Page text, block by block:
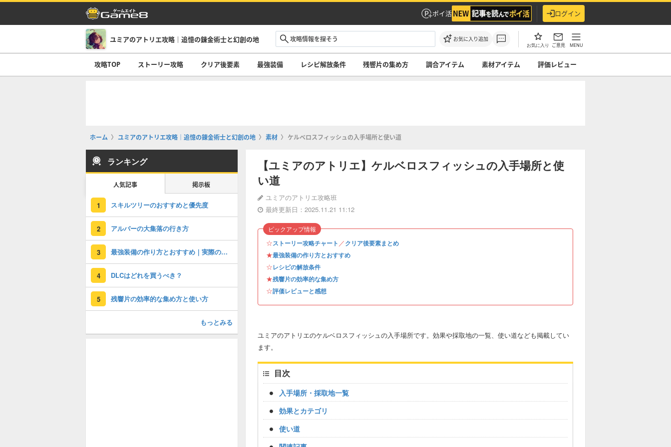
ポイ活 ログイン
ユミアのアトリエ攻略｜追憶の錬金術士と幻創の地 お気に入り追加
お気に入り ご意見 MENU
攻略TOP ストーリー攻略 クリア後要素 最強装備 レシピ解放条件 残響片の集め方 調合アイテム 素材アイテム 評価レビュー
ホーム ユミアのアトリエ攻略｜追憶の錬金術士と幻創の地 素材 ケルベロスフィッシュの入手場所と使い道
【ユミアのアトリエ】ケルベロスフィッシュの入手場所と使
い道
ユミアのアトリエ攻略班
最終更新日：2025.11.21 11:12
☆ストーリー攻略チャート ／クリア後要素まとめ
★最強装備の作り方とおすすめ
☆レシピの解放条件
★残響片の効率的な集め方
☆評価レビューと感想
ピックアップ情報
ユミアのアトリエのケルベロスフィッシュの入手場所です。効果や採取地の一覧、使い道なども掲載してい
ます。
目次
入手場所・採取地一覧
効果とカテゴリ
使い道
ランキング
人気記事 掲示板
1 スキルツリーのおすすめと優先度
2 アルバーの大集落の行き方
3 最強装備の作り方とおすすめ｜実際の作成手順も紹介
4 DLCはどれを買うべき？
5 残響片の効率的な集め方と使い方
もっとみる